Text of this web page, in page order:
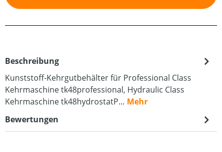
Beschreibung
Kunststoff-Kehrgutbehälter für Professional Class
Kehrmaschine tk48professional, Hydraulic Class
Kehrmaschine tk48hydrostatP… Mehr
Bewertungen